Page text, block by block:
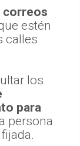
correos
estén
calles
los
para
persona